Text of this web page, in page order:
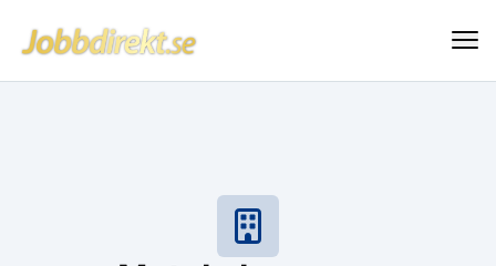
Hoppa till innehåll
Jobbdirekt